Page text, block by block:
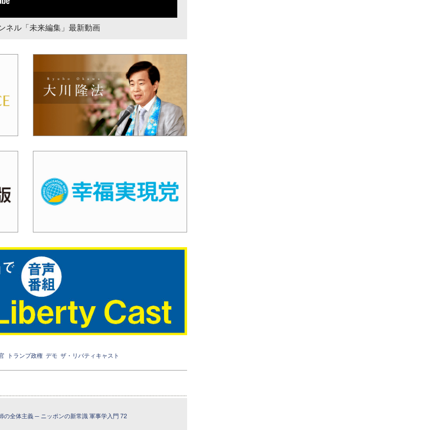
ネル「未来編集」最新動画
トランプ政権 デモ ザ・リバティキャスト
の全体主義 ─ ニッポンの新常識 軍事学入門 72